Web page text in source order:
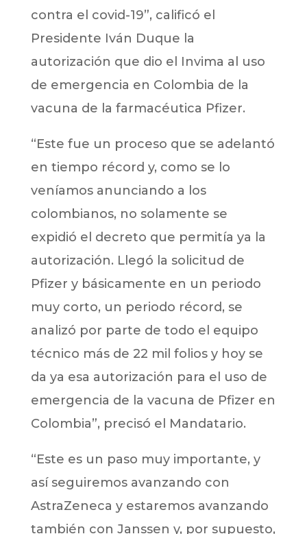
contra el covid-19”, calificó el
Presidente Iván Duque la
autorización que dio el Invima al uso
de emergencia en Colombia de la
vacuna de la farmacéutica Pfizer.
“Este fue un proceso que se adelantó
en tiempo récord y, como se lo
veníamos anunciando a los
colombianos, no solamente se
expidió el decreto que permitía ya la
autorización. Llegó la solicitud de
Pfizer y básicamente en un periodo
muy corto, un periodo récord, se
analizó por parte de todo el equipo
técnico más de 22 mil folios y hoy se
da ya esa autorización para el uso de
emergencia de la vacuna de Pfizer en
Colombia”, precisó el Mandatario.
“Este es un paso muy importante, y
así seguiremos avanzando con
AstraZeneca y estaremos avanzando
también con Janssen y, por supuesto,